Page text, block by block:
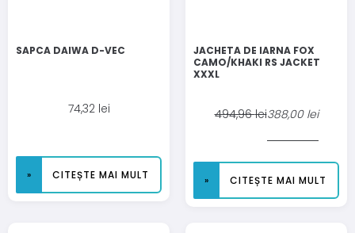
SAPCA DAIWA D-VEC
74,32 lei
CITEȘTE MAI MULT
JACHETA DE IARNA FOX
CAMO/KHAKI RS JACKET
XXXL
494,96lei388,00 lei
CITEȘTE MAI MULT